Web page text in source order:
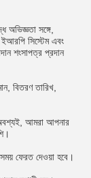
সঙ্গে,
ইআরপি সিস্টেম এবং
শংসাপত্র প্রদান
বিতরণ তারিখ,
আমরা আপনার
ফেরত দেওয়া হবে।